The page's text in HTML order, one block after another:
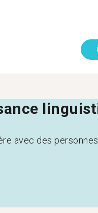
avec des